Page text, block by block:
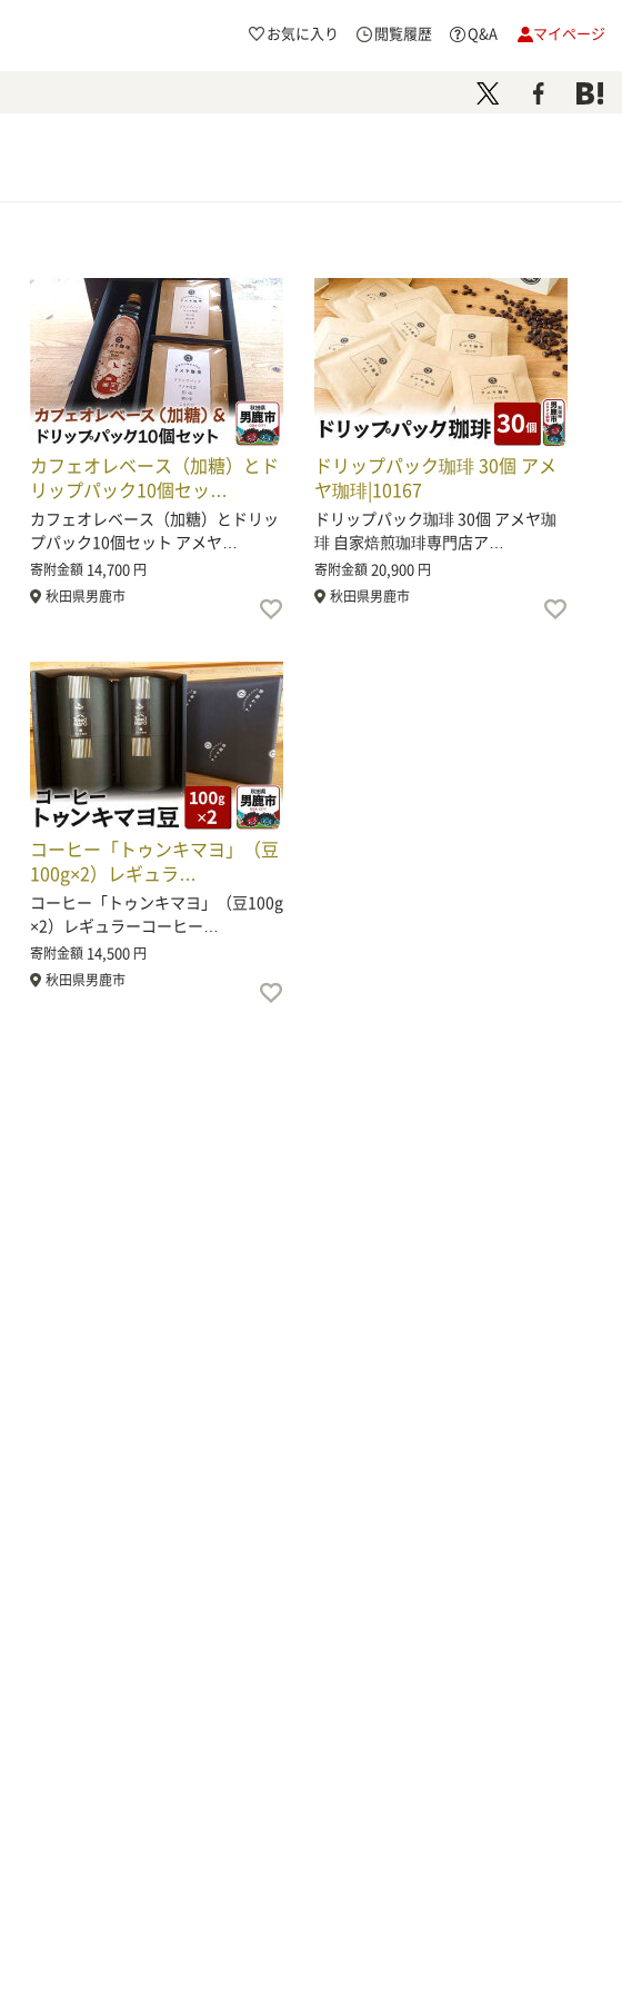
お気に入り 閲覧履歴 Q&A マイページ
カフェオレベース（加糖）とド
リップパック10個セッ…
カフェオレベース（加糖）とドリッ
プパック10個セット アメヤ…
寄附金額 14,700 円
秋田県男鹿市
ドリップパック珈琲 30個 アメ
ヤ珈琲|10167
ドリップパック珈琲 30個 アメヤ珈
琲 自家焙煎珈琲専門店ア…
寄附金額20,900 円
秋田県男鹿市
コーヒー「トゥンキマヨ」（豆
100g×2）レギュラ…
コーヒー「トゥンキマヨ」（豆100g
×2）レギュラーコーヒー…
寄附金額 14,500 円
秋田県男鹿市